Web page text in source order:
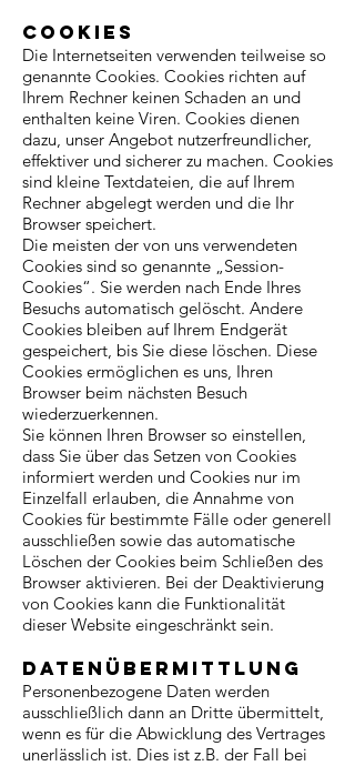
Cookies
Die Internetseiten verwenden teilweise so
genannte Cookies. Cookies richten auf
Ihrem Rechner keinen Schaden an und
enthalten keine Viren. Cookies dienen
dazu, unser Angebot nutzerfreundlicher,
effektiver und sicherer zu machen. Cookies
sind kleine Textdateien, die auf Ihrem
Rechner abgelegt werden und die Ihr
Browser speichert.
Die meisten der von uns verwendeten
Cookies sind so genannte „Session-
Cookies“. Sie werden nach Ende Ihres
Besuchs automatisch gelöscht. Andere
Cookies bleiben auf Ihrem Endgerät
gespeichert, bis Sie diese löschen. Diese
Cookies ermöglichen es uns, Ihren
Browser beim nächsten Besuch
wiederzuerkennen.
Sie können Ihren Browser so einstellen,
dass Sie über das Setzen von Cookies
informiert werden und Cookies nur im
Einzelfall erlauben, die Annahme von
Cookies für bestimmte Fälle oder generell
ausschließen sowie das automatische
Löschen der Cookies beim Schließen des
Browser aktivieren. Bei der Deaktivierung
von Cookies kann die Funktionalität
dieser Website eingeschränkt sein.
Datenübermittlung
Personenbezogene Daten werden
ausschließlich dann an Dritte übermittelt,
wenn es für die Abwicklung des Vertrages
unerlässlich ist. Dies ist z.B. der Fall bei